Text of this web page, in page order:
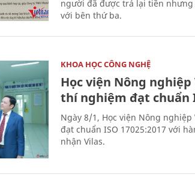
người đã được trả lại tiền
với bên thứ ba.
KHOA HỌC CÔNG NGHỆ
Học viện Nông
thí nghiệm đạt chuẩn
Ngày 8/1, Học viện Nông
đạt chuẩn ISO 17025:2017 với
nhận Vilas.